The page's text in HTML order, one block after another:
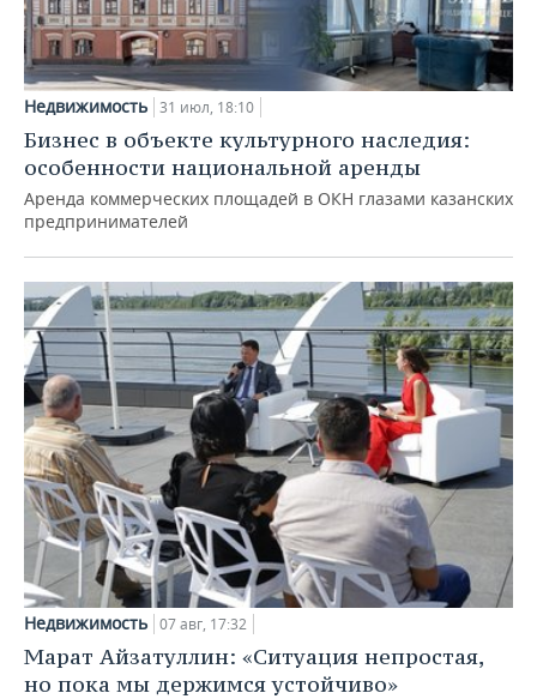
Недвижимость 31 июл, 18:10
Бизнес в объекте культурного наследия:
особенности национальной аренды
Аренда коммерческих площадей в ОКН глазами казанских
предпринимателей
Недвижимость 07 авг, 17:32
Марат Айзатуллин: «Ситуация непростая,
но пока мы держимся устойчиво»